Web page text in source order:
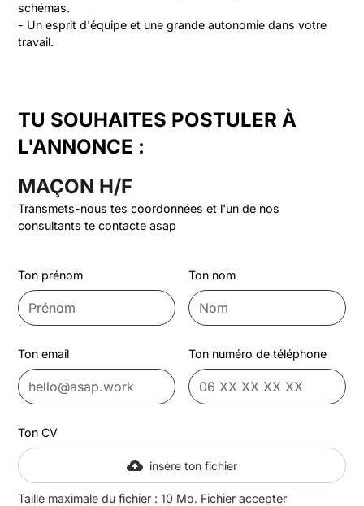
schémas.
- Un esprit d'équipe et une grande autonomie dans votre
TU SOUHAITES POSTULER À
L'ANNONCE :
MAÇON H/F
Transmets-nous tes coordonnées et l'un de nos
consultants te contacte asap
Ton prénom Ton nom
Ton email Ton numéro de téléphone
Ton CV
insère ton fichier
Taille maximale du fichier : 10 Mo. Fichier accepter